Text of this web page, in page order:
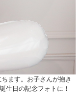
ます。お子さんが抱き
生日の記念フォトに！